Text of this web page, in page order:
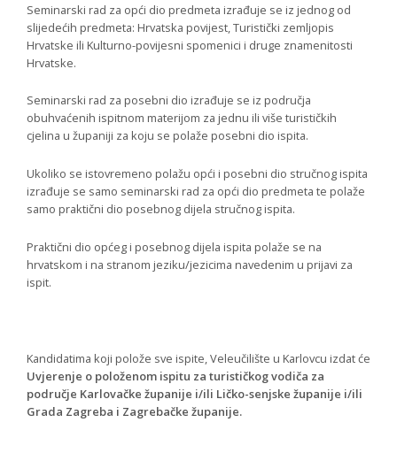
Seminarski rad za opći dio predmeta izrađuje se iz jednog od
slijedećih predmeta: Hrvatska povijest, Turistički zemljopis
Hrvatske ili Kulturno-povijesni spomenici i druge znamenitosti
Hrvatske.
Seminarski rad za posebni dio izrađuje se iz područja
obuhvaćenih ispitnom materijom za jednu ili više turističkih
cjelina u županiji za koju se polaže posebni dio ispita.
Ukoliko se istovremeno polažu opći i posebni dio stručnog ispita
izrađuje se samo seminarski rad za opći dio predmeta te polaže
samo praktični dio posebnog dijela stručnog ispita.
Praktični dio općeg i posebnog dijela ispita polaže se na
hrvatskom i na stranom jeziku/jezicima navedenim u prijavi za
ispit.
Kandidatima koji polože sve ispite, Veleučilište u Karlovcu izdat će
Uvjerenje o položenom ispitu za turističkog vodiča za
područje Karlovačke županije i/ili Ličko-senjske županije i/ili
Grada Zagreba i Zagrebačke županije.